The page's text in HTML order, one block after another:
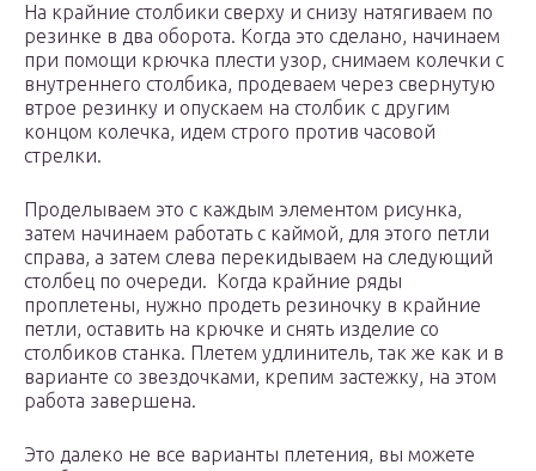
На крайние столбики сверху и снизу натягиваем по
резинке в два оборота. Когда это сделано, начинаем
при помощи крючка плести узор, снимаем колечки с
внутреннего столбика, продеваем через свернутую
втрое резинку и опускаем на столбик с другим
концом колечка, идем строго против часовой
стрелки.
Проделываем это с каждым элементом рисунка,
затем начинаем работать с каймой, для этого петли
справа, а затем слева перекидываем на следующий
столбец по очереди. Когда крайние ряды
проплетены, нужно продеть резиночку в крайние
петли, оставить на крючке и снять изделие со
столбиков станка. Плетем удлинитель, так же как и в
варианте со звездочками, крепим застежку, на этом
работа завершена.
Это далеко не все варианты плетения, вы можете